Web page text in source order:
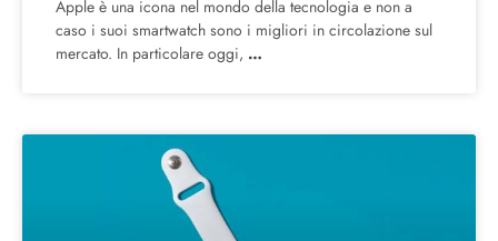
Apple è una icona nel mondo della tecnologia e non a
caso i suoi smartwatch sono i migliori in circolazione sul
mercato. In particolare oggi,